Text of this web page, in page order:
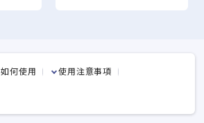
如何使用
使用注意事項